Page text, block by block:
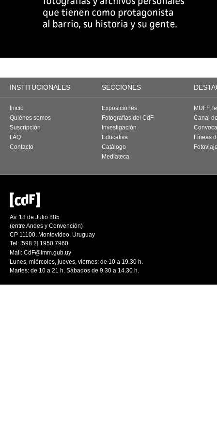
INSTITUCIONALES SECCIONES
Inicio
Quiénes somos
Suscripción
FAQ
Contacto
Exposiciones
Fotografías del CdF
Investigación
Educativa
Catálogo
Mediateca
MUFF,
Canal
Líneas
Av. 18 de Julio 885
(entre Andes y Convención)
CP 11100. Montevideo. Uruguay
Tel: [598 2] 1950 7960
Mail: CdF@imm.gub.uy
Lunes, miércoles, jueves, viernes: de 10 a 19.30 h.
Martes: de 10 a 21 h. Sábados de 9.30 a 14.30 h.